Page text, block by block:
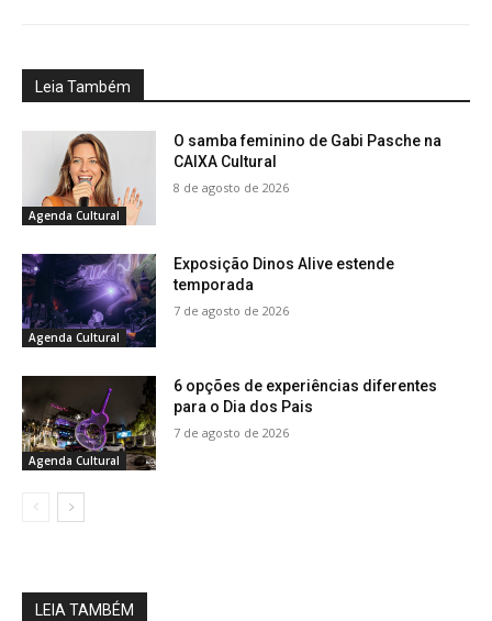
Leia Também
Agenda Cultural
O samba feminino de Gabi Pasche na
CAIXA Cultural
8 de agosto de 2026
Agenda Cultural
Exposição Dinos Alive estende
temporada
7 de agosto de 2026
Agenda Cultural
6 opções de experiências diferentes
para o Dia dos Pais
7 de agosto de 2026
LEIA TAMBÉM